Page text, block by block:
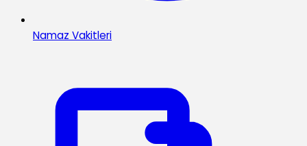
Namaz Vakitleri